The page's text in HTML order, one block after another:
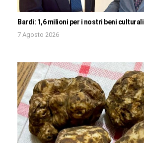
Bardi: 1,6 milioni per i nostri beni culturali
7 Agosto 2026